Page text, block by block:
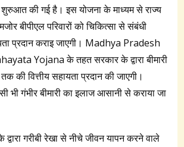
की गई है। इस योजना के माध्यम से राज्य
बीपीएल परिवारों को चिकित्सा से संबंधी
प्रदान कराइ जाएगी। Madhya Pradesh
Yojana के तहत सरकार के द्वारा बीमारी
की वित्तीय सहायता प्रदान की जाएगी।
भी गंभीर बीमारी का इलाज आसानी से कराया जा
गरीबी रेखा से नीचे जीवन यापन करने वाले